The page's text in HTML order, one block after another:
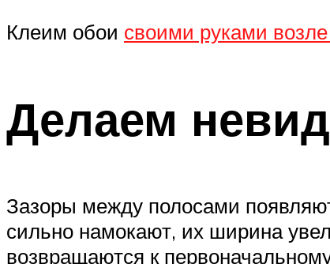
Клеим обои своими руками
Делаем
Зазоры между полосами
сильно намокают, их ширина
возвращаются к